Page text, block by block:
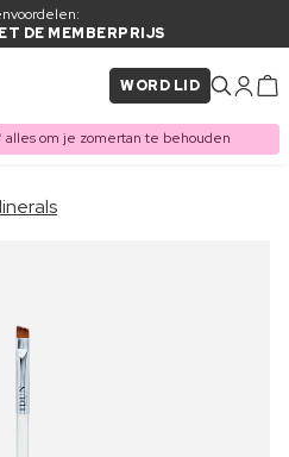
DE MEMBERPRIJS
WORD LID
alles om je zomertan te behouden
AAN